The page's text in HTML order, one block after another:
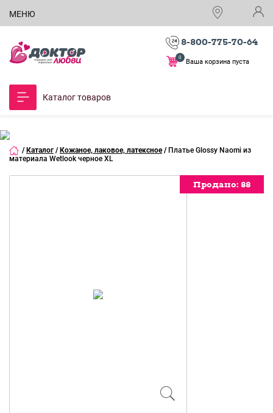
МЕНЮ
8-800-775-70-64
Ваша корзина пуста
0
Каталог товаров
/ Каталог / Кожаное, лаковое, латексное / Платье Glossy Naomi из
материала Wetlook черное XL
Продано: 88
Продано: 88
Продано: 88
Продано: 88
Продано: 88